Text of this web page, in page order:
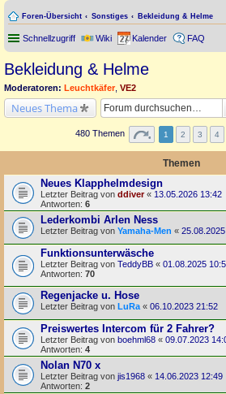
Foren-Übersicht Sonstiges Bekleidung & Helme
Schnellzugriff Wiki Kalender FAQ
Bekleidung & Helme
Moderatoren: Leuchtkäfer VE2
Neues Thema
480 Themen 1 2 3 4
Themen
Neues Klapphelmdesign
Letzter Beitrag von ddiver« 13.05.2026 13:42
Antworten: 6
Lederkombi Arlen Ness
Letzter Beitrag von Yamaha-Men « 25.08.2025
Funktionsunterwäsche
Letzter Beitrag von TeddyBB « 01.08.2025
Antworten: 70
Regenjacke u. Hose
Letzter Beitrag von LuRa « 06.10.2023 21:52
Preiswertes Intercom für 2 Fahrer?
Letzter Beitrag von boehml68 « 09.07.2023
Antworten: 4
Nolan N70 x
Letzter Beitrag von jis1968 « 14.06.2023 12:49
Antworten: 2